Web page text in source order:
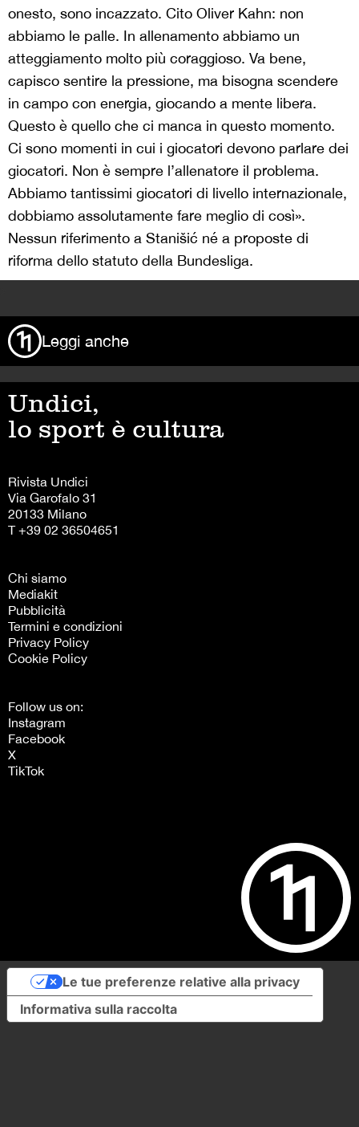
onesto, sono incazzato. Cito Oliver Kahn: non
abbiamo le palle. In allenamento abbiamo un
atteggiamento molto più coraggioso. Va bene,
capisco sentire la pressione, ma bisogna scendere
in campo con energia, giocando a mente libera.
Questo è quello che ci manca in questo momento.
Ci sono momenti in cui i giocatori devono parlare dei
giocatori. Non è sempre l’allenatore il problema.
Abbiamo tantissimi giocatori di livello internazionale,
dobbiamo assolutamente fare meglio di così».
Nessun riferimento a Stanišić né a proposte di
riforma dello statuto della Bundesliga.
Leggi anche
Undici,
lo sport è cultura
Rivista Undici
Via Garofalo 31
20133 Milano
T +39 02 36504651
Chi siamo
Mediakit
Pubblicità
Termini e condizioni
Privacy Policy
Cookie Policy
Follow us on:
Instagram
Facebook
X
TikTok
Informativa sulla raccolta
Le tue preferenze relative alla privacy